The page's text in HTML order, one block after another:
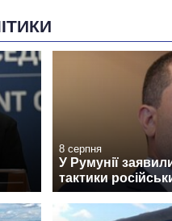
8 серпня
У Румунії
тактики